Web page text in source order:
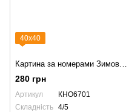
40х40
280 грн
Артикул
КНО6701
Складність 4/5